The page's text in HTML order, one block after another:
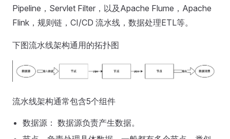
Pipeline，Servlet Filter，以及Apache Flume，Apache
Flink，规则链，CI/CD 流水线，数据处理ETL等。
下图流水线架构通用的拓扑图
流水线架构通常包含5个组件
数据源： 数据源负责产生数据。